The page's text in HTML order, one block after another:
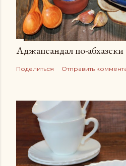
Аджапсандал по-абхазски
Поделиться Отправить